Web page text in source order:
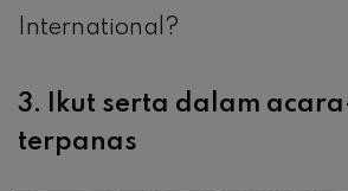
International?
3. Ikut serta dalam
terpanas